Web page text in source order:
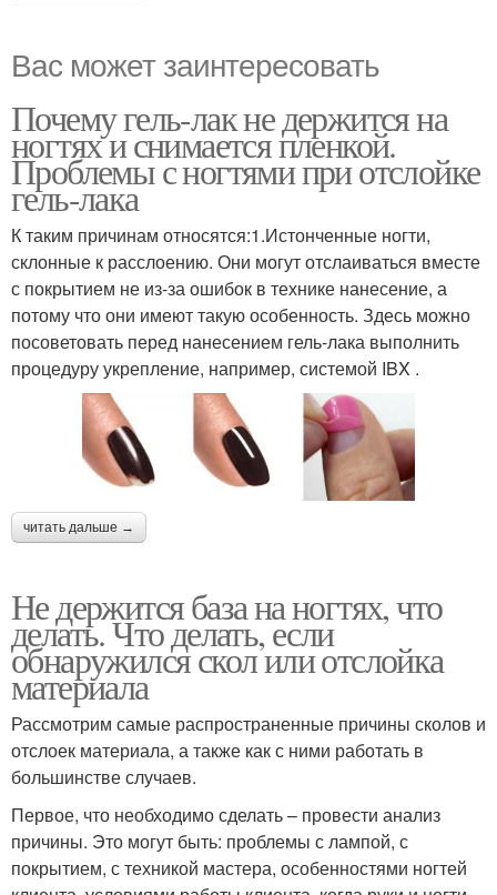
Вас может заинтересовать
Почему гель-лак не держится на
ногтях и снимается пленкой.
Проблемы с ногтями при отслойке
гель-лака
К таким причинам относятся:1.Истонченные ногти,
склонные к расслоению. Они могут отслаиваться вместе
с покрытием не из-за ошибок в технике нанесение, а
потому что они имеют такую особенность. Здесь можно
посоветовать перед нанесением гель-лака выполнить
процедуру укрепление, например, системой IBX .
читать дальше →
Не держится база на ногтях, что
делать. Что делать, если
обнаружился скол или отслойка
материала
Рассмотрим самые распространенные причины сколов и
отслоек материала, а также как с ними работать в
большинстве случаев.
Первое, что необходимо сделать – провести анализ
причины. Это могут быть: проблемы с лампой, с
покрытием, с техникой мастера, особенностями ногтей